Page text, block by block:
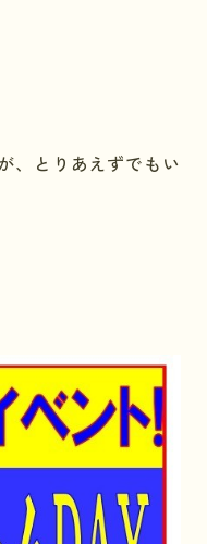
、とりあえずでもい